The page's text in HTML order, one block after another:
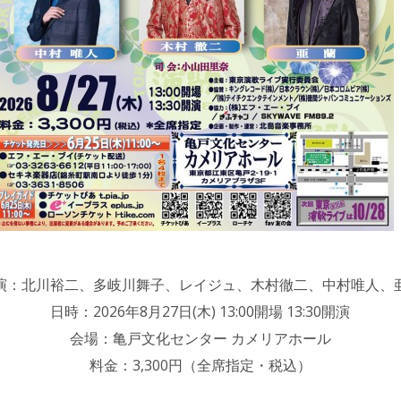
：北川裕二、多岐川舞子、レイジュ、木村徹二、中村唯人、
日時：2026年8月27日(木) 13:00開場 13:30開演
会場：亀戸文化センター カメリアホール
料金：3,300円（全席指定・税込）